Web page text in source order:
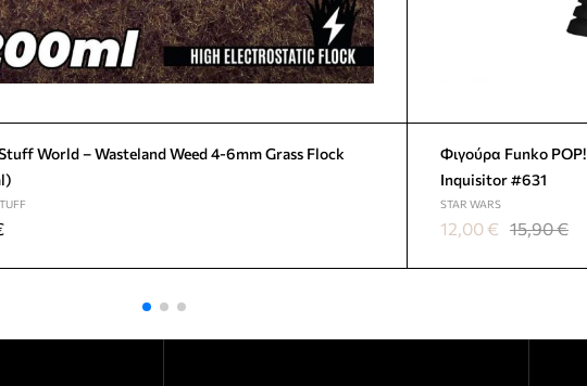
World – Wasteland Weed 4-6mm Grass Flock
Φιγούρα Funko
Inquisitor #631
STAR WARS
15,90€
12,00€